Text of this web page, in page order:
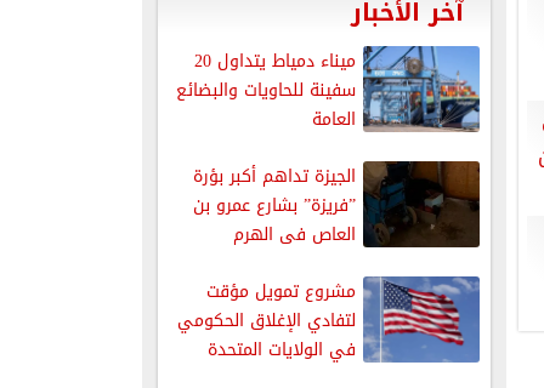
آخر الأخبار
ميناء دمياط يتداول 20
سفينة للحاويات والبضائع
العامة
الجيزة تداهم أكبر بؤرة
”فريزة” بشارع عمرو بن
العاص فى الهرم
مشروع تمويل مؤقت
لتفادي الإغلاق الحكومي
في الولايات المتحدة